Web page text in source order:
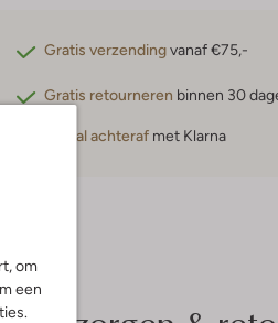
om
een
Gratis verzendingvanaf €75,-
Gratis retourneren binnen 30
Betaal achteraf met Klarna